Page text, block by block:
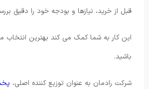
قبل از خرید، نیازها و بودجه خود را دقیق
این کار به شما کمک می کند بهترین انتخاب
باشید.
شرکت رادمان به عنوان توزیع کننده اصلی،